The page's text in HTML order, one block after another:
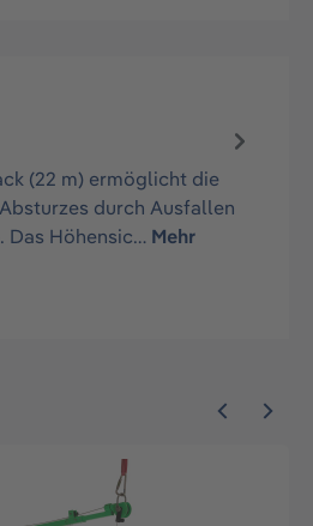
(22 m) ermöglicht die
durch Ausfallen
Das Höhensic… Mehr